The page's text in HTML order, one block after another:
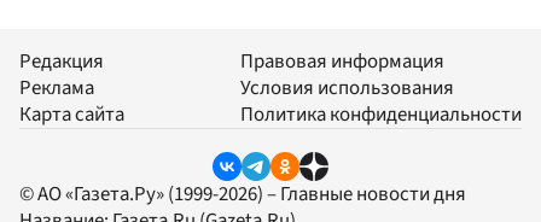
Редакция
Реклама
Карта сайта
Правовая информация
Условия использования
Политика конфиденциальности
© АО «Газета.Ру» (1999-2026) – Главные новости дня